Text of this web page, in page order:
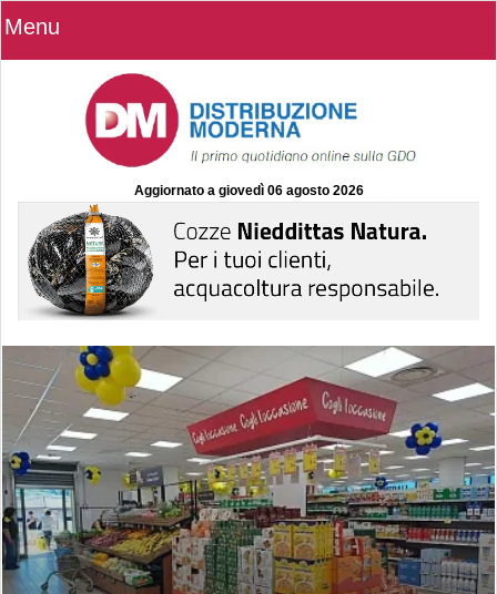
Menu
Aggiornato a giovedì 06 agosto 2026